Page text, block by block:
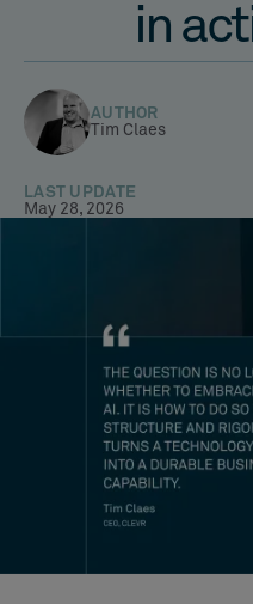
in
AUTHOR
Tim Claes
LAST UPDATE
May 28, 2026